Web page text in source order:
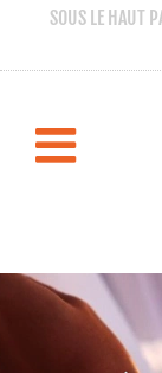
SOUS LE HAUT